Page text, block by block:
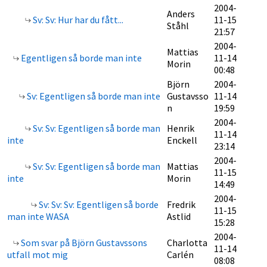
Sv: Sv: Hur har du fått...
Anders
Ståhl
2004-
11-15
21:57
Egentligen så borde man inte
Mattias
Morin
2004-
11-14
00:48
Sv: Egentligen så borde man inte
Björn
Gustavsso
n
2004-
11-14
19:59
Sv: Sv: Egentligen så borde man
inte
Henrik
Enckell
2004-
11-14
23:14
Sv: Sv: Egentligen så borde man
inte
Mattias
Morin
2004-
11-15
14:49
Sv: Sv: Sv: Egentligen så borde
man inte WASA
Fredrik
Astlid
2004-
11-15
15:28
Som svar på Björn Gustavssons
utfall mot mig
Charlotta
Carlén
2004-
11-14
08:08